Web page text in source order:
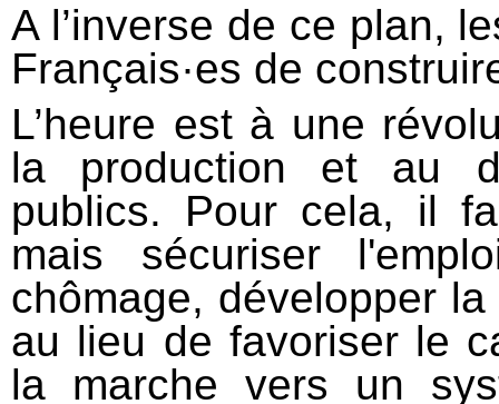
A l’inverse de ce plan,
Français·es de
L’heure est à une
la production et au
publics. Pour cela, il
mais sécuriser
chômage, développer
au lieu de favoriser le
la marche vers un